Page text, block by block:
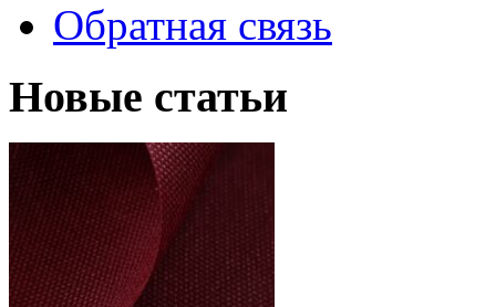
Обратная связь
Новые статьи